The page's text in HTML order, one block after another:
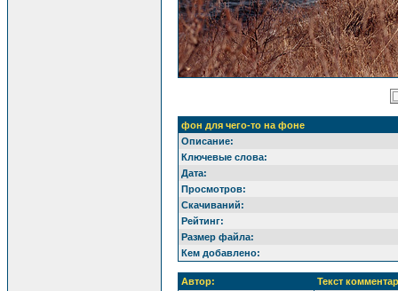
фон для чего-то на фоне
Описание:
Ключевые слова:
Дата:
Просмотров:
Скачиваний:
Рейтинг:
Размер файла:
Кем добавлено:
Автор:
Текст